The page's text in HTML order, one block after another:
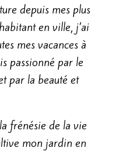
depuis mes plus
en ville, j’ai
mes vacances à
passionné par le
par la beauté et
frénésie de la vie
mon jardin en